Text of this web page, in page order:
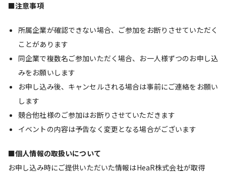
■注意事項
所属企業が確認できない場合、ご参加をお断りさせていただく
ことがあります
同企業で複数名ご参加いただく場合、お一人様ずつのお申し込
みをお願いします
お申し込み後、キャンセルされる場合は事前にご連絡をお願い
します
競合他社様のご参加はお断りさせていただきます
イベントの内容は予告なく変更となる場合がございます
■個人情報の取扱いについて
お申し込み時にご提供いただいた情報はHeaR株式会社が取得